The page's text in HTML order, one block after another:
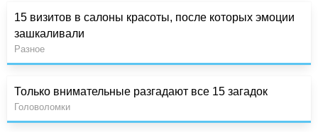
15 визитов в салоны красоты, после которых эмоции
зашкаливали
Разное
Только внимательные разгадают все 15 загадок
Головоломки